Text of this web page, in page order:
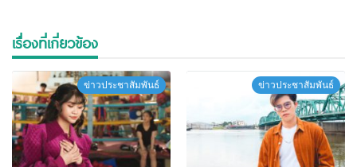
เรื่องที่เกี่ยวข้อง
ข่าวประชาสัมพันธ์ ข่าวประชาสัมพันธ์